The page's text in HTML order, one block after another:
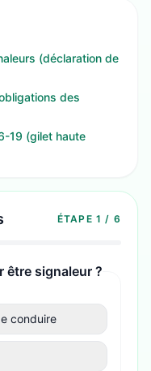
(déclaration de
des
19 (gilet haute
ÉTAPE 1 / 6
être signaleur ?
conduire